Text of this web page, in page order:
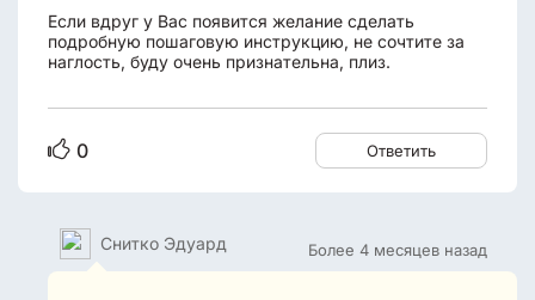
Если вдруг у Вас появится желание сделать
подробную пошаговую инструкцию, не сочтите за
наглость, буду очень признательна, плиз.
0 Ответить
Более 4 месяцев назад
Снитко Эдуард